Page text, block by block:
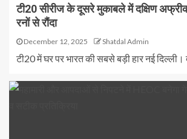
टी20 सीरीज के दूसरे मुकाबले में दक्षिण
रनों से रौंदा
December 12, 2025 Shatdal Admin
टी20 में घर पर भारत की सबसे बड़ी हार नई दिल्ली।